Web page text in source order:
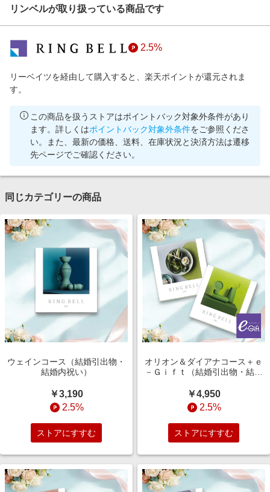
リンベルが取り扱っている商品です
2.5%
リーベイツを経由して購入すると、楽天ポイントが還元されま
す。
この商品を扱うストアはポイントバック対象外条件があり
ます。詳しくはポイントバック対象外条件をご参照くださ
い。また、最新の価格、送料、在庫状況と決済方法は遷移
先ページでご確認ください。
同じカテゴリーの商品
ウェインコース（結婚引出物・
結婚内祝い）
￥3,190
2.5%
ストアにすすむ
オリオン＆ダイアナコース＋ｅ
－Ｇｉｆｔ（結婚引出物・結婚
￥4,950
2.5%
ストアにすすむ